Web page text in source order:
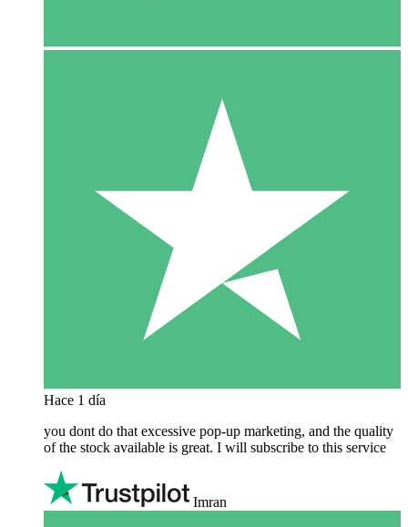
Hace 1 día
you dont do that excessive pop-up marketing, and the quality
of the stock available is great. I will subscribe to this service
Imran